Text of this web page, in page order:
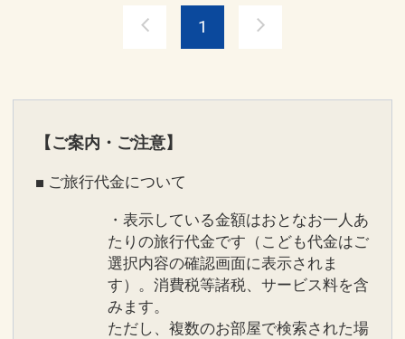
・お子様用レンタル備品も充実
ッド対応
設定期間：2024年7月16日～2027年5月
インターネットコース番号：DP-2-
200000006420
・全室35平米以上の客室
・こだわりのオリジナルバスタブ
・バスソルトやバスピローも全室にご用
■全客室対象のおもてなし
・全室着席チェックイン＆ウェルカムド
1
【ご案内・ご注意】
■ ご旅行代金について
・表示している金額はおとなお一人あ
たりの旅行代金です（こども代金はご
選択内容の確認画面に表示されま
す）。消費税等諸税、サービス料を含
みます。
ただし、複数のお部屋で検索された場